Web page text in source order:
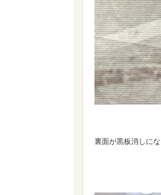
裏面が黒板消しに